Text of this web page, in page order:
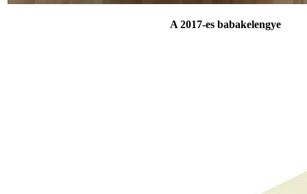
A 2017-es babakelengye